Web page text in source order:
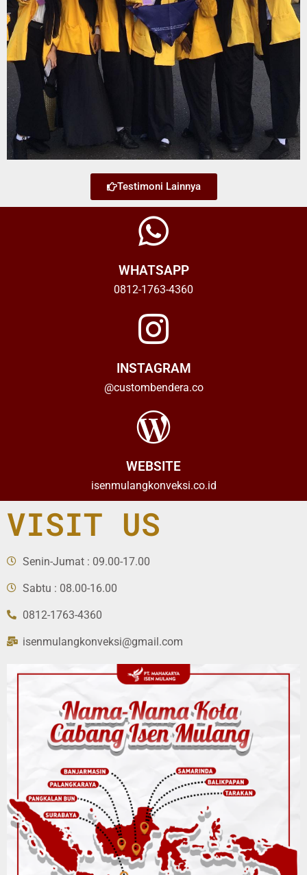
Testimoni Lainnya
WHATSAPP
0812-1763-4360
INSTAGRAM
@custombendera.co
WEBSITE
isenmulangkonveksi.co.id
VISIT US
Senin-Jumat : 09.00-17.00
Sabtu : 08.00-16.00
0812-1763-4360
isenmulangkonveksi@gmail.com